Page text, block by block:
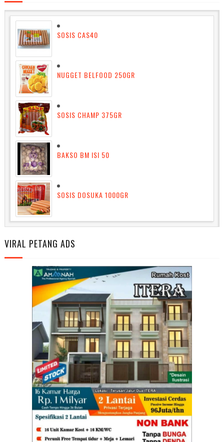
SOSIS CAS40
NUGGET BELFOOD 250GR
SOSIS CHAMP 375GR
BAKSO BM ISI 50
SOSIS DOSUKA 1000GR
VIRAL PETANG ADS